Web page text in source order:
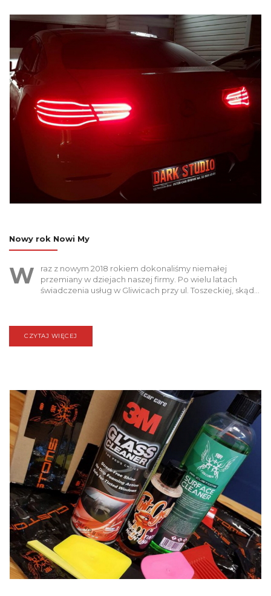
Nowy rok Nowi My
W
raz z nowym 2018 rokiem dokonaliśmy niemałej
przemiany w dziejach naszej firmy. Po wielu latach
świadczenia usług w Gliwicach przy ul. Toszeckiej, skąd…
CZYTAJ WIĘCEJ